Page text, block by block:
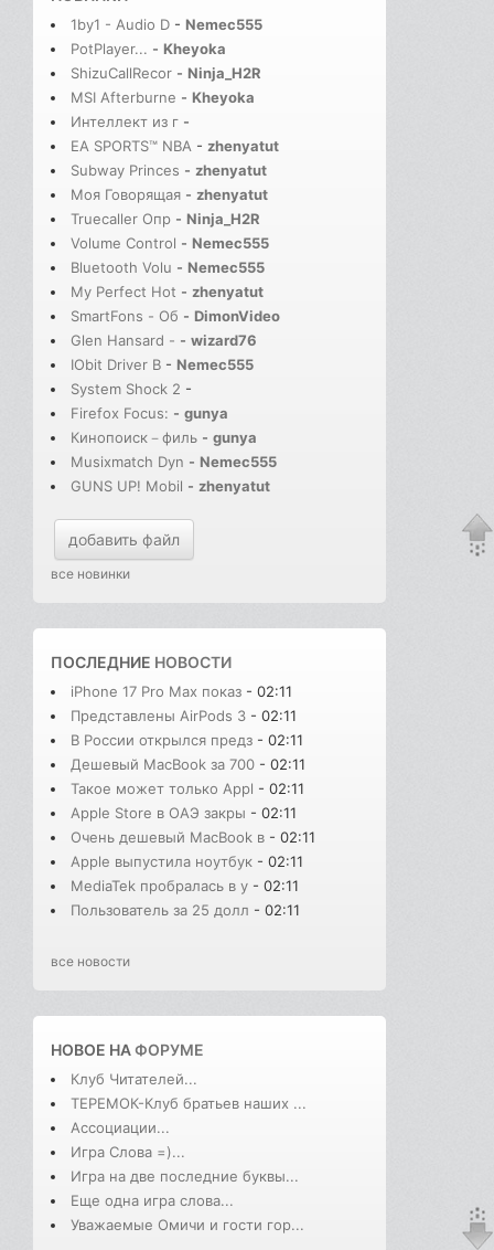
1by1 - Audio D - Nemec555
PotPlayer... - Kheyoka
ShizuCallRecor - Ninja_H2R
MSI Afterburne - Kheyoka
Интеллект из г -
EA SPORTS™ NBA - zhenyatut
Subway Princes - zhenyatut
Моя Говорящая - zhenyatut
Truecaller Опр - Ninja_H2R
Volume Control - Nemec555
Bluetooth Volu - Nemec555
My Perfect Hot - zhenyatut
SmartFons - Об - DimonVideo
Glen Hansard - - wizard76
IObit Driver B - Nemec555
System Shock 2 -
Firefox Focus: - gunya
Кинопоиск－филь - gunya
Musixmatch Dyn - Nemec555
GUNS UP! Mobil - zhenyatut
добавить файл
все новинки
ПОСЛЕДНИЕ НОВОСТИ
iPhone 17 Pro Max показ - 02:11
Представлены AirPods 3 - 02:11
В России открылся предз - 02:11
Дешевый MacBook за 700 - 02:11
Такое может только Appl - 02:11
Apple Store в ОАЭ закры - 02:11
Очень дешевый MacBook в - 02:11
Apple выпустила ноутбук - 02:11
MediaTek пробралась в у - 02:11
Пользователь за 25 долл - 02:11
все новости
НОВОЕ НАФОРУМЕ
Клуб Читателей...
ТЕРЕМОК-Клуб братьев наших ...
Ассоциации...
Игра Слова =)...
Игра на две последние буквы...
Еще одна игра слова...
Уважаемые Омичи и гости гор...